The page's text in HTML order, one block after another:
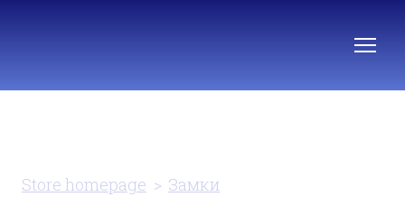
Store homepage Замки